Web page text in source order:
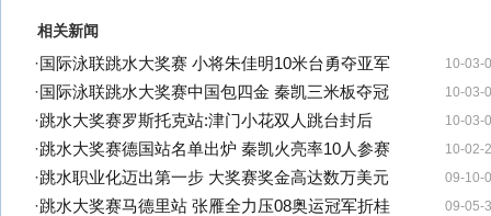
相关新闻
10-03-
· 国际泳联跳水大奖赛 小将朱佳明10米台勇夺亚军
10-03-
· 国际泳联跳水大奖赛中国包四金 秦凯三米板夺冠
10-03-
·跳水大奖赛罗斯托克站:津门小花双人跳台封后
10-02-
·跳水大奖赛德国站名单出炉 秦凯火亮率10人参赛
09-10-
·跳水职业化迈出第一步 大奖赛奖金高达数万美元
09-05-
·跳水大奖赛马德里站 张雁全力压08奥运冠军折桂